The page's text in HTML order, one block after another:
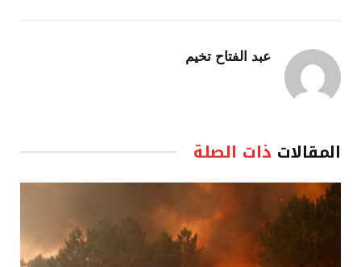
عبد الفتاح تخيم
المقالات ذات الصلة